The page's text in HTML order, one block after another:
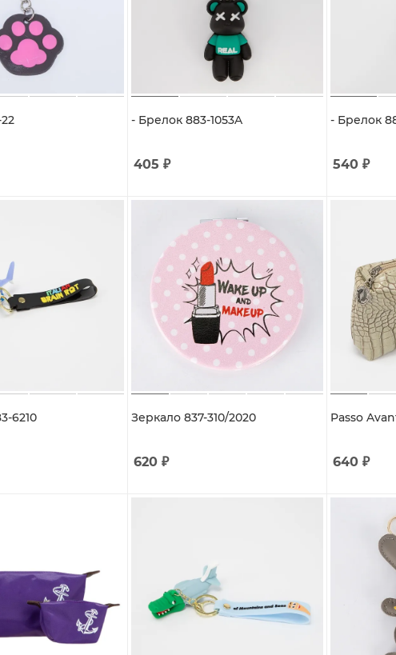
- Брелок 883-1053A
405 ₽
- Брелок
540₽
6210 Зеркало 837-310/2020
620 ₽
Passo
640₽